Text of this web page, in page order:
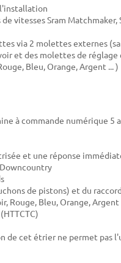
vitesses Sram Matchmaker,
via 2 molettes externes
et des molettes de réglage
Bleu, Orange, Argent ... )
à commande numérique 5
et une réponse
de pistons) et du
Rouge, Bleu, Orange,
de cet étrier ne permet pas